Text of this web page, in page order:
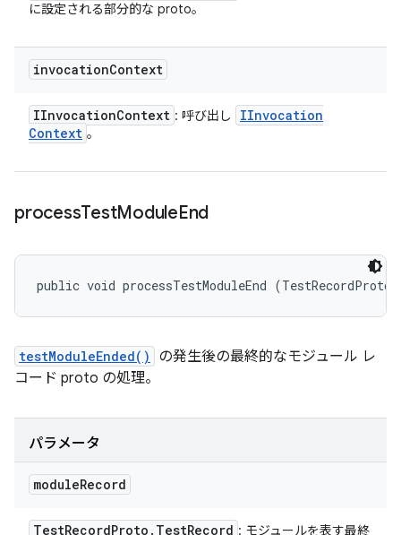
に設定される部分的な proto。
invocationContext
IInvocationContext : 呼び出し
IInvocation
Context 。
processTestModuleEnd
public void processTestModuleEnd
testModuleEnded()
の発生後の最終的なモジュール レ
コード proto の処理。
パラメータ
moduleRecord
TestRecordProto . TestRecord : モジュールを表す最終